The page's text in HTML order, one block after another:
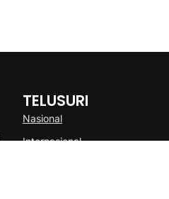
TELUSURI
Nasional
Internasional